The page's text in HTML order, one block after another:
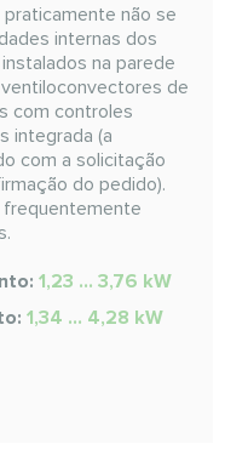
não se
internas dos
na parede
de
com controles
integrada (a
com a solicitação
do pedido).
1,23 ... 3,76 kW
1,34 ... 4,28 kW